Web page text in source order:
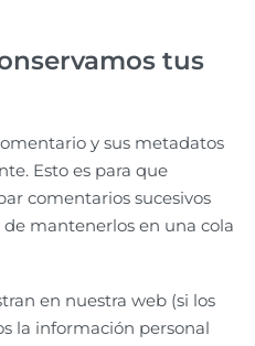
tus
y sus metadatos
Esto es para que
comentarios sucesivos
mantenerlos en una cola
en nuestra web (si los
la información personal